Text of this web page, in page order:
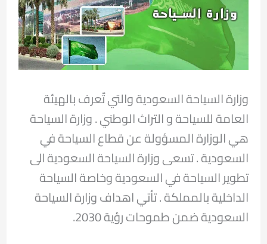
وزارة السياحة السعودية والتي تٌعرف بالهيئة
العامة للسياحة و التراث الوطني . وزارة السياحة
هي الوزارة المسؤولة عن قطاع السياحة في
السعودية . تسعى وزارة السياحة السعودية الى
تطوير السياحة في السعودية وخاصة السياحة
الداخلية بالمملكة . تأتي اهداف وزارة السياحة
السعودية ضمن طموحات رؤية 2030.